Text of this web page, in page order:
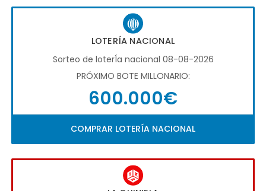
LOTERÍA NACIONAL
Sorteo de loterÍa nacional 08-08-2026
PRÓXIMO BOTE MILLONARIO:
600.000€
COMPRAR LOTERÍA NACIONAL